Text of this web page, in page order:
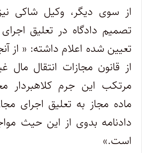
از سوی دیگر، وکیل شاکی
تصمیم دادگاه در تعلیق
تعیین شده اعلام داشته: « از
مرتکب این جرم
ماده مجاز به تعلیق اجرای
دادنامه بدوی از این حیث
است.»